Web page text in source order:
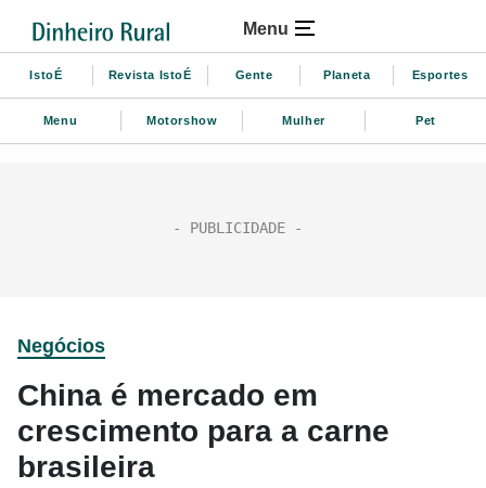
Menu
IstoÉ Revista IstoÉ Gente Planeta Esportes
Menu Motorshow Mulher Pet
Negócios
China é mercado em
crescimento para a carne
brasileira